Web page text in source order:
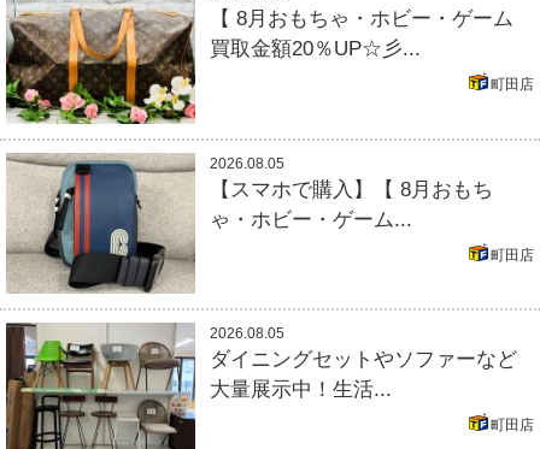
【 8月おもちゃ・ホビー・ゲーム
買取金額20％UP☆彡...
町田店
2026.08.05
【スマホで購入】【 8月おもち
ゃ・ホビー・ゲーム...
町田店
2026.08.05
ダイニングセットやソファーなど
大量展示中！生活...
町田店